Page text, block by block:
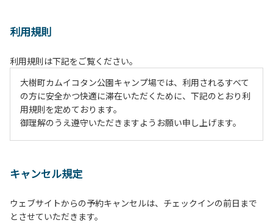
利用規則
利用規則は下記をご覧ください。
大樹町カムイコタン公園キャンプ場では、利用されるすべて
の方に安全かつ快適に滞在いただくために、下記のとおり利
用規則を定めております。
御理解のうえ遵守いただきますようお願い申し上げます。
２、中学生以下だけでの利用はできません。高校生以上の方
３、テントサイト（多目的広場を含む。）の使用は、事前に
予約いただいた方のみで、連泊の方を除き、正午からです。
キャンセル規定
ウェブサイトからの予約キャンセルは、チェックインの前日まで
とさせていただきます。